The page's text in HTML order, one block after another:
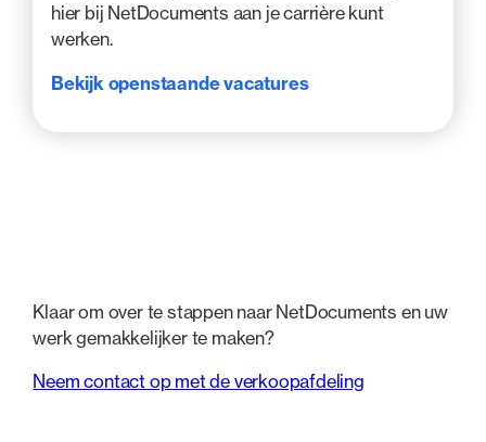
hier bij NetDocuments aan je carrière kunt
werken.
Bekijk openstaande vacatures
Klaar om over te stappen naar NetDocuments en uw
werk gemakkelijker te maken?
Neem contact op met de verkoopafdeling